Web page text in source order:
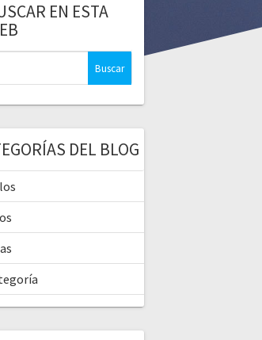
EN ESTA
DEL BLOG